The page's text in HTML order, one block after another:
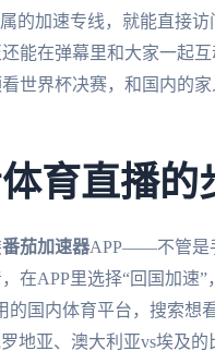
的加速专线，就能直接
能在弹幕里和大家一起
世界杯决赛，和国内的
育直播的
番茄加速器APP——不管是
在APP里选择“回国加速”
的国内体育平台，搜索
地亚、澳大利亚vs埃及的